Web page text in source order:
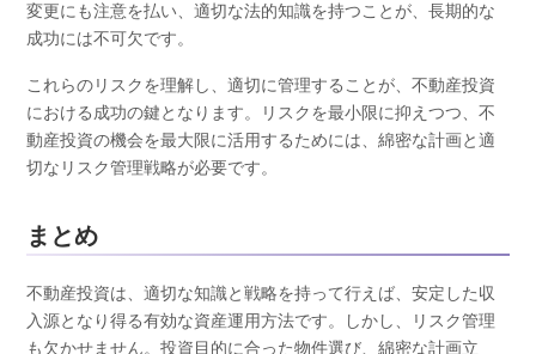
変更にも注意を払い、適切な法的知識を持つことが、長期的な
成功には不可欠です。
これらのリスクを理解し、適切に管理することが、不動産投資
における成功の鍵となります。リスクを最小限に抑えつつ、不
動産投資の機会を最大限に活用するためには、綿密な計画と適
切なリスク管理戦略が必要です。
まとめ
不動産投資は、適切な知識と戦略を持って行えば、安定した収
入源となり得る有効な資産運用方法です。しかし、リスク管理
も欠かせません。投資目的に合った物件選び、綿密な計画立